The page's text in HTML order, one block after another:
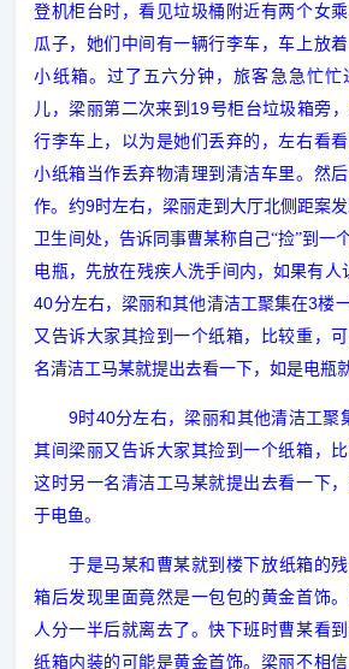
登机柜台时，看见垃圾桶附近有两个女
瓜子，她们中间有一辆行李车，车上放
小纸箱。过了五六分钟，旅客急急忙忙
儿，梁丽第二次来到 19号柜台垃圾箱旁
行李车上，以为是她们丢弃的，左右看
小纸箱当作丢弃物清理到清洁车里。然
作。约9时左右，梁丽走到大厅北侧距案
卫生间处，告诉同事曹某称自己“捡”到一
电瓶，先放在残疾人洗手间内，如果有人
40分左右，梁丽和其他清洁工聚集在3楼
又告诉大家其捡到一个纸箱，比较重，
名清洁工马某就提出去看一下，如是电瓶
9时40分左右，梁丽和其他清洁工聚
其间梁丽又告诉大家其捡到一个纸箱，比
这时另一名清洁工马某就提出去看一下
于电鱼。
于是马某和曹某就到楼下放纸箱的
箱后发现里面竟然是一包包的黄金首饰
人分一半后就离去了。快下班时曹某看
纸箱内装的可能是黄金首饰。梁丽不相